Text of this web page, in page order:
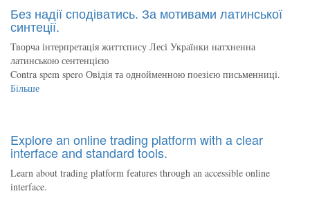
Без надії сподіватись. За мотивами латинської
синтеції.
Творча інтерпретація життєпису Лесі Українки натхненна
латинською сентенцією
Contra spem spero Овідія та однойменною поезією письменниці.
Більше
Explore an online trading platform with a clear
interface and standard tools.
Learn about trading platform features through an accessible online
interface.